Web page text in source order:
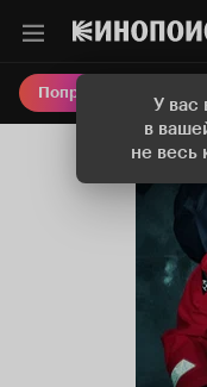
У вас
в
не весь
Попробовать Плюс